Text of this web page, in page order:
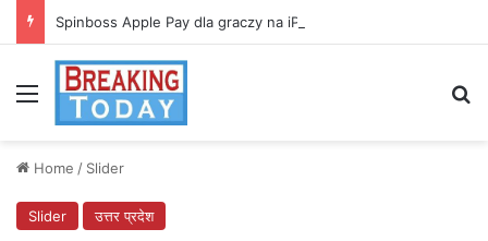
Spinboss Apple Pay dla graczy na iPhone
Menu
Home / Slider
Slider उत्तर प्रदेश